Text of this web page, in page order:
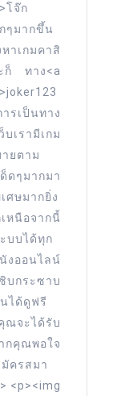
ลน์
123
ต
123
โจ๊ก
ๆมากขึ้น
าเกมคาสิ
ก็ ทาง<a
รเป็นทาง
เรามีเกม
ยตาม
ดๆมากมา
ศษมากยิ่ง
หนือจากนี้
บบได้ทุก
งออนไลน์
บกระซาบ
ได้ดูฟรี
จะได้รับ
กคุณพอใจ
ครสมา
<p><img